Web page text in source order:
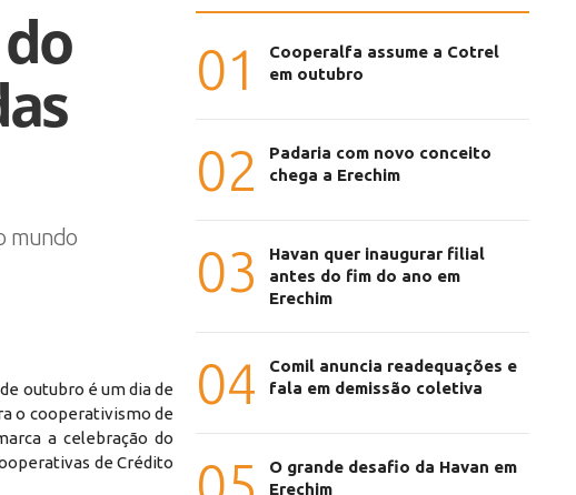
mundo
outubro é um dia de
o cooperativismo de
a celebração do
de Crédito
01
Cooperalfa assume a Cotrel
em outubro
02
Padaria com novo conceito
chega a Erechim
03
Havan quer inaugurar filial
antes do fim do ano em
Erechim
04
Comil anuncia readequações e
fala em demissão coletiva
O grande desafio da Havan em
Erechim